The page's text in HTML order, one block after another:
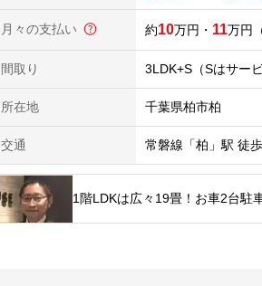
月々の支払い 10万円 ・ 11万円
間取り 3LDK+S（Sはサー
所在地 千葉県柏市柏
交通 常磐線「柏」駅 徒
1階LDKは広々19畳！お車2台駐